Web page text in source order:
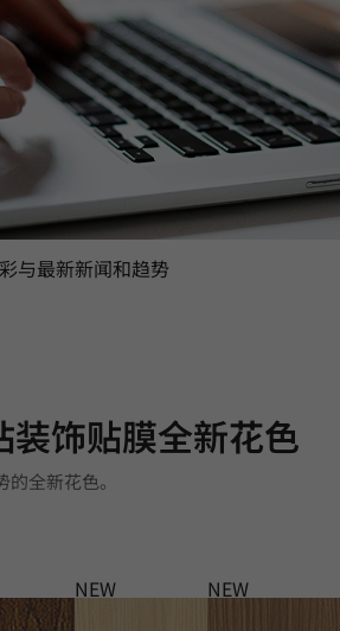
与最新新闻和趋势
装饰贴膜全新花色
全新花色。
NEW NEW